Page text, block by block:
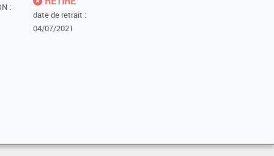
:
date de retrait :
04/07/2021